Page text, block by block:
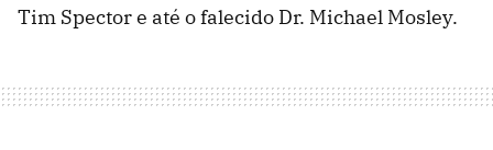
Tim Spector e até o falecido Dr. Michael Mosley.